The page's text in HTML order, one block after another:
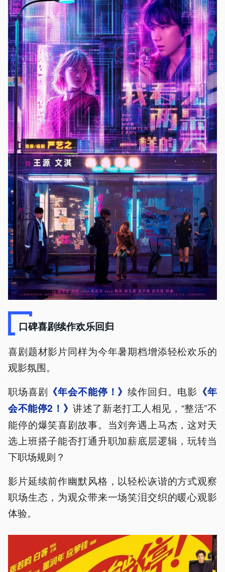
口碑喜剧续作欢乐回归
喜剧题材影片同样为今年暑期档增添轻松欢乐的
观影氛围。
职场喜剧 《年会不能停！》续作回归。电影 《年
会不能停2！》讲述了新老打工人相见，“整活”不
能停的爆笑喜剧故事。当刘奔遇上马杰，这对天
选上班搭子能否打通升职加薪底层逻辑，玩转当
下职场规则？
影片延续前作幽默风格，以轻松诙谐的方式观察
职场生态，为观众带来一场笑泪交织的暖心观影
体验。